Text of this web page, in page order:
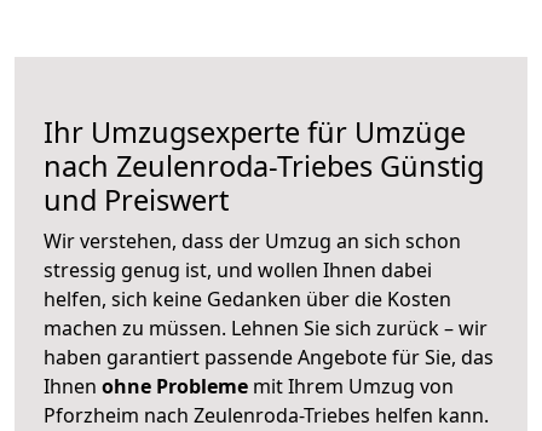
Ihr Umzugsexperte für Umzüge
nach Zeulenroda-Triebes Günstig
und Preiswert
Wir verstehen, dass der Umzug an sich schon
stressig genug ist, und wollen Ihnen dabei
helfen, sich keine Gedanken über die Kosten
machen zu müssen. Lehnen Sie sich zurück – wir
haben garantiert passende Angebote für Sie, das
Ihnen ohne Probleme mit Ihrem Umzug von
Pforzheim nach Zeulenroda-Triebes helfen kann.